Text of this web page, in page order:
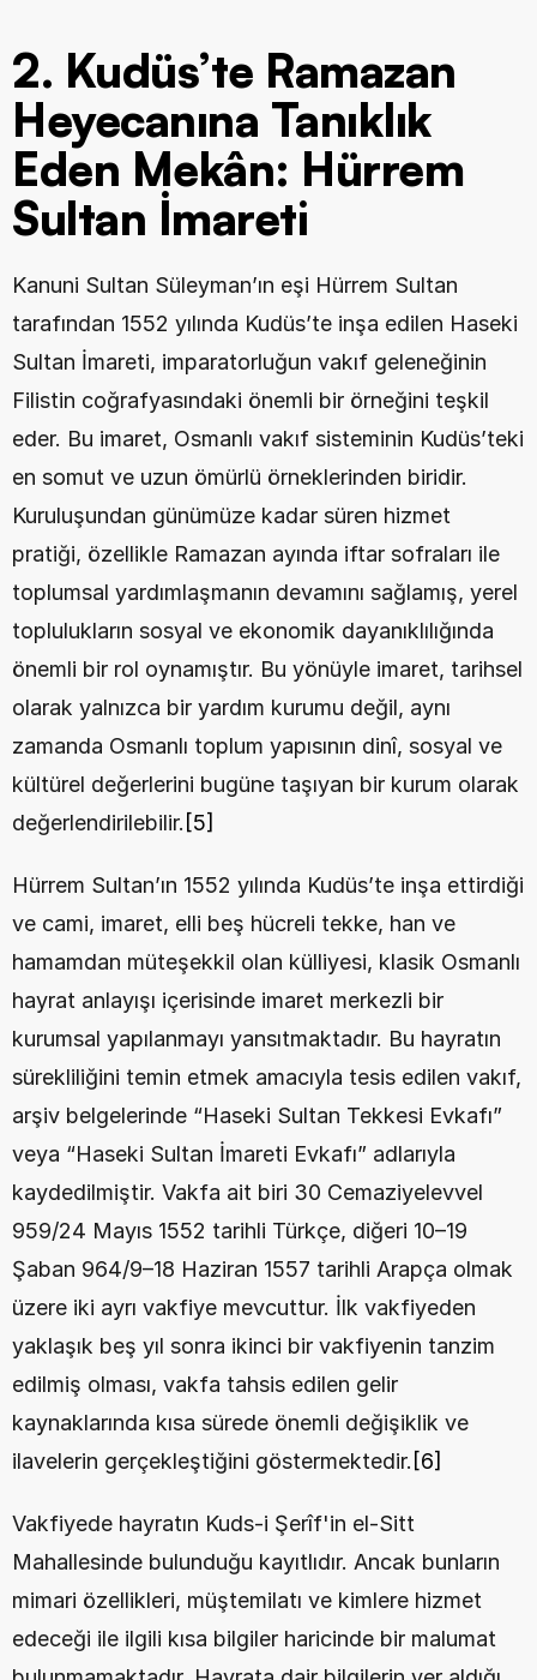
2. Kudüs’te Ramazan
Heyecanına Tanıklık
Eden Mekân: Hürrem
Sultan İmareti
Kanuni Sultan Süleyman’ın eşi Hürrem Sultan
tarafından 1552 yılında Kudüs’te inşa edilen Haseki
Sultan İmareti, imparatorluğun vakıf geleneğinin
Filistin coğrafyasındaki önemli bir örneğini teşkil
eder. Bu imaret, Osmanlı vakıf sisteminin Kudüs’teki
en somut ve uzun ömürlü örneklerinden biridir.
Kuruluşundan günümüze kadar süren hizmet
pratiği, özellikle Ramazan ayında iftar sofraları ile
toplumsal yardımlaşmanın devamını sağlamış, yerel
toplulukların sosyal ve ekonomik dayanıklılığında
önemli bir rol oynamıştır. Bu yönüyle imaret, tarihsel
olarak yalnızca bir yardım kurumu değil, aynı
zamanda Osmanlı toplum yapısının dinî, sosyal ve
kültürel değerlerini bugüne taşıyan bir kurum olarak
değerlendirilebilir. [5]
Hürrem Sultan’ın 1552 yılında Kudüs’te inşa ettirdiği
ve cami, imaret, elli beş hücreli tekke, han ve
hamamdan müteşekkil olan külliyesi, klasik Osmanlı
hayrat anlayışı içerisinde imaret merkezli bir
kurumsal yapılanmayı yansıtmaktadır. Bu hayratın
sürekliliğini temin etmek amacıyla tesis edilen vakıf,
arşiv belgelerinde “Haseki Sultan Tekkesi Evkafı”
veya “Haseki Sultan İmareti Evkafı” adlarıyla
kaydedilmiştir. Vakfa ait biri 30 Cemaziyelevvel
959/24 Mayıs 1552 tarihli Türkçe, diğeri 10–19
Şaban 964/9–18 Haziran 1557 tarihli Arapça olmak
üzere iki ayrı vakfiye mevcuttur. İlk vakfiyeden
yaklaşık beş yıl sonra ikinci bir vakfiyenin tanzim
edilmiş olması, vakfa tahsis edilen gelir
kaynaklarında kısa sürede önemli değişiklik ve
ilavelerin gerçekleştiğini göstermektedir. [6]
Vakfiyede hayratın Kuds-i Şerîf'in el-Sitt
Mahallesinde bulunduğu kayıtlıdır. Ancak bunların
mimari özellikleri, müştemilatı ve kimlere hizmet
edeceği ile ilgili kısa bilgiler haricinde bir malumat